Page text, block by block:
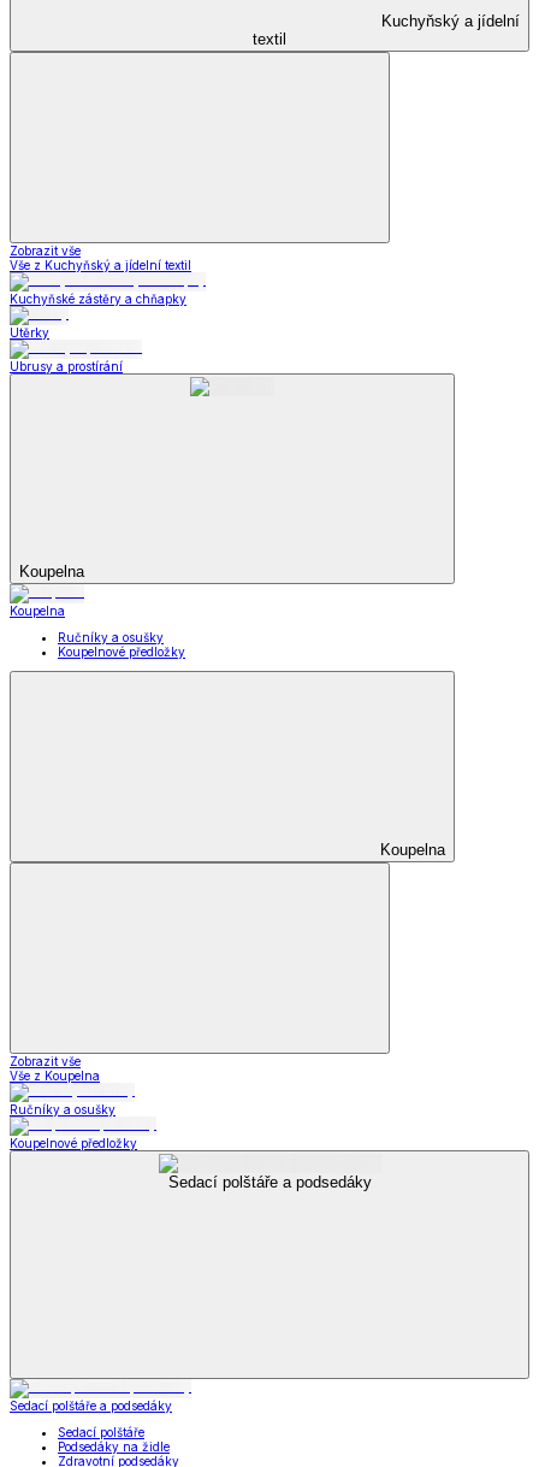
Kuchyňský a jídelní
textil
Zobrazit vše
Vše z Kuchyňský a jídelní textil
Kuchyňské zástěry a chňapky
Utěrky
Ubrusy a prostírání
Koupelna
Koupelna
Ručníky a osušky
Koupelnové předložky
Koupelna
Zobrazit vše
Vše z Koupelna
Ručníky a osušky
Koupelnové předložky
Sedací polštáře a podsedáky
Sedací polštáře a podsedáky
Sedací polštáře
Podsedáky na židle
Zdravotní podsedáky